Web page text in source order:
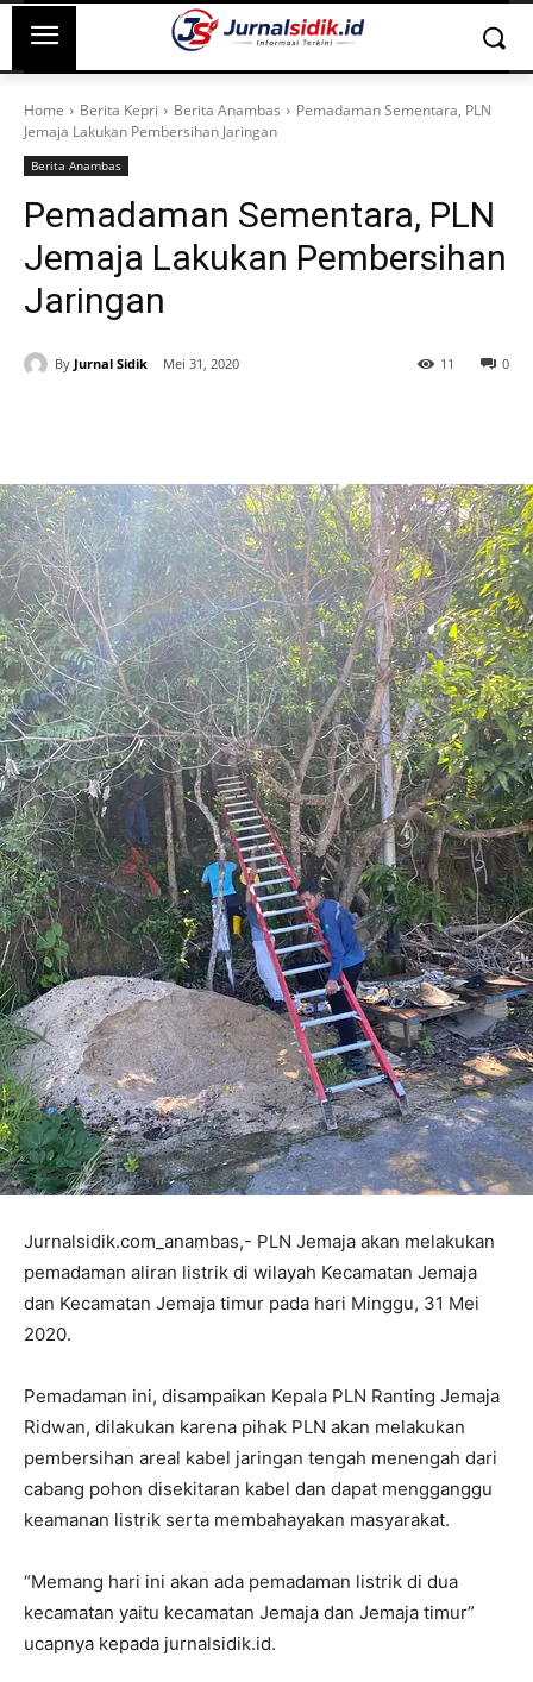
Home Berita Kepri Berita Anambas
Pemadaman Sementara, PLN
Jemaja Lakukan Pembersihan Jaringan
Berita Anambas
Pemadaman Sementara, PLN
Jemaja Lakukan Pembersihan
Jaringan
By Jurnal Sidik Mei 31, 2020 0
11
Jurnalsidik.com_anambas,- PLN Jemaja akan melakukan
pemadaman aliran listrik di wilayah Kecamatan Jemaja
dan Kecamatan Jemaja timur pada hari Minggu, 31 Mei
2020.
Pemadaman ini, disampaikan Kepala PLN Ranting Jemaja
Ridwan, dilakukan karena pihak PLN akan melakukan
pembersihan areal kabel jaringan tengah menengah dari
cabang pohon disekitaran kabel dan dapat mengganggu
keamanan listrik serta membahayakan masyarakat.
“Memang hari ini akan ada pemadaman listrik di dua
kecamatan yaitu kecamatan Jemaja dan Jemaja timur”
ucapnya kepada jurnalsidik.id.